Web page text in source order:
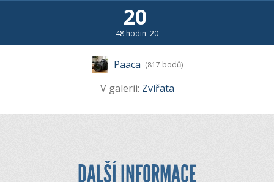
20
48 hodin: 20
Paaca (817 bodů)
V galerii: Zvířata
DALŠÍ INFORMACE